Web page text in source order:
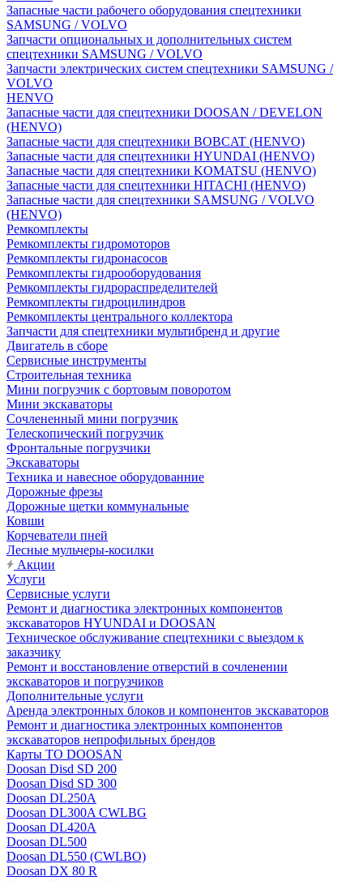
Запасные части рабочего оборудования спецтехники
SAMSUNG / VOLVO
Запчасти опциональных и дополнительных систем
спецтехники SAMSUNG / VOLVO
Запчасти электрических систем спецтехники SAMSUNG /
VOLVO
HENVO
Запасные части для спецтехники DOOSAN / DEVELON
(HENVO)
Запасные части для спецтехники BOBCAT (HENVO)
Запасные части для спецтехники HYUNDAI (HENVO)
Запасные части для спецтехники KOMATSU (HENVO)
Запасные части для спецтехники HITACHI (HENVO)
Запасные части для спецтехники SAMSUNG / VOLVO
(HENVO)
Ремкомплекты
Ремкомплекты гидромоторов
Ремкомплекты гидронасосов
Ремкомплекты гидрооборудования
Ремкомплекты гидрораспределителей
Ремкомплекты гидроцилиндров
Ремкомплекты центрального коллектора
Запчасти для спецтехники мультибренд и другие
Двигатель в сборе
Сервисные инструменты
Строительная техника
Мини погрузчик с бортовым поворотом
Мини экскаваторы
Сочлененный мини погрузчик
Телескопический погрузчик
Фронтальные погрузчики
Экскаваторы
Техника и навесное оборудованние
Дорожные фрезы
Дорожные щетки коммунальные
Ковши
Корчеватели пней
Лесные мульчеры-косилки
Акции
Услуги
Сервисные услуги
Ремонт и диагностика электронных компонентов
экскаваторов HYUNDAI и DOOSAN
Техническое обслуживание спецтехники с выездом к
заказчику
Ремонт и восстановление отверстий в сочленении
экскаваторов и погрузчиков
Дополнительные услуги
Аренда электронных блоков и компонентов экскаваторов
Ремонт и диагностика электронных компонентов
экскаваторов непрофильных брендов
Карты ТО DOOSAN
Doosan Disd SD 200
Doosan Disd SD 300
Doosan DL250A
Doosan DL300A CWLBG
Doosan DL420A
Doosan DL500
Doosan DL550 (CWLBO)
Doosan DX 80 R